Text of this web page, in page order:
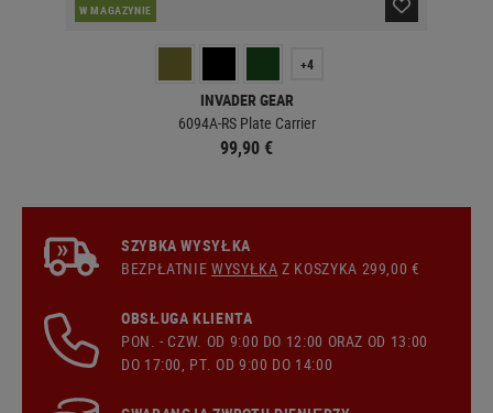
W MAGAZYNIE
+4
INVADER GEAR
6094A-RS Plate Carrier
99,90 €
SZYBKA WYSYŁKA
BEZPŁATNIEWYSYŁKA Z KOSZYKA 299,00 €
OBSŁUGA KLIENTA
PON. - CZW. OD 9:00 DO 12:00 ORAZ OD 13:00
DO 17:00, PT. OD 9:00 DO 14:00